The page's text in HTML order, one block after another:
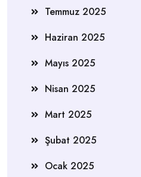
Temmuz 2025
Haziran 2025
Mayıs 2025
Nisan 2025
Mart 2025
Şubat 2025
Ocak 2025